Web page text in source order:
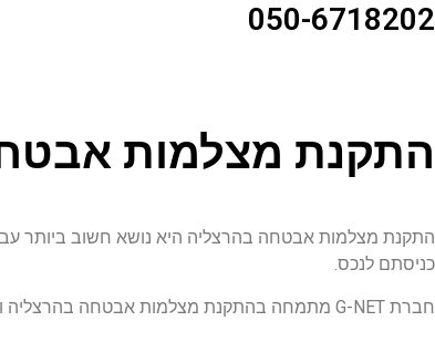
050-6718202
התקנת מצלמות
התקנת מצלמות אבטחה בהרצליה היא נושא חשוב ביותר
כניסתם לנכס.
חברת G-NET מתמחה בהתקנת מצלמות אבטחה בהרצליה ובכל אזור השפלה. אנו מתמחים בהתקנת מצלמות אבטחה בבתים פרטיים, בניינים משותפים לעסקים ולכל מטרה.